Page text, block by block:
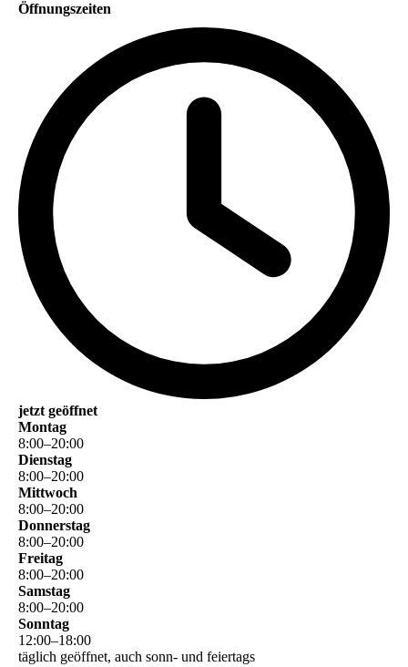
Öffnungszeiten
jetzt geöffnet
Montag
8:00–20:00
Dienstag
8:00–20:00
Mittwoch
8:00–20:00
Donnerstag
8:00–20:00
Freitag
8:00–20:00
Samstag
8:00–20:00
Sonntag
12:00–18:00
täglich geöffnet, auch sonn- und feiertags